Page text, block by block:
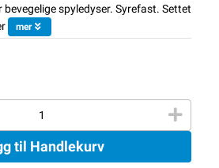
bevegelige spyledyser. Syrefast. Settet
mer
til Handlekurv